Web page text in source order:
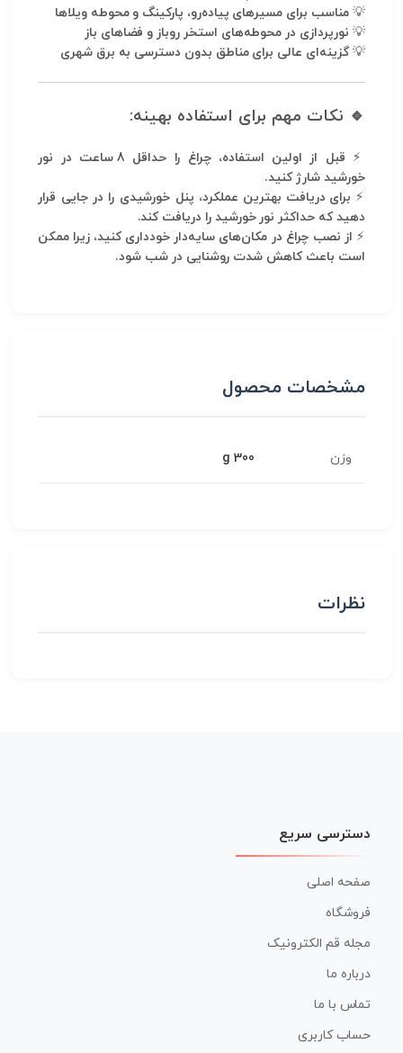
💡مناسب برای مسیرهای پیاده‌رو، پارکینگ و محوطه ویلاها
💡 نورپردازی در محوطه‌های استخر روباز و فضاهای باز
💡گزینه‌ای عالی برای مناطق بدون دسترسی به برق شهری
🔹 نکات مهم برای استفاده بهینه:
⚡
قبل از اولین استفاده، چراغ را حداقل 8 ساعت در نور
خورشید شارژ کنید.
⚡ برای دریافت بهترین عملکرد، پنل خورشیدی را در جایی قرار
دهید که حداکثر نور خورشید را دریافت کند.
⚡ از نصب چراغ در مکان‌های سایه‌دار خودداری کنید، زیرا ممکن
است باعث کاهش شدت روشنایی در شب شود.
مشخصات محصول
وزن 300 g
نظرات
دسترسی سریع
صفحه اصلی
فروشگاه
مجله قم الکترونیک
درباره ما
تماس با ما
حساب کاربری